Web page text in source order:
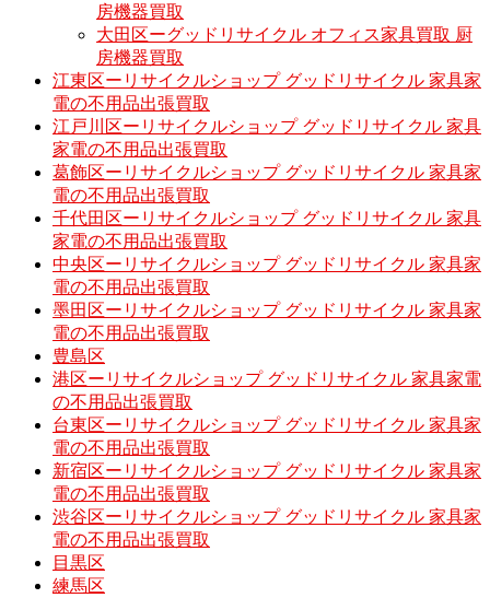
房機器買取
大田区ーグッドリサイクル オフィス家具買取 厨
房機器買取
江東区ーリサイクルショップ グッドリサイクル 家具家
電の不用品出張買取
江戸川区ーリサイクルショップ グッドリサイクル 家具
家電の不用品出張買取
葛飾区ーリサイクルショップ グッドリサイクル 家具家
電の不用品出張買取
千代田区ーリサイクルショップ グッドリサイクル 家具
家電の不用品出張買取
中央区ーリサイクルショップ グッドリサイクル 家具家
電の不用品出張買取
墨田区ーリサイクルショップ グッドリサイクル 家具家
電の不用品出張買取
豊島区
港区ーリサイクルショップ グッドリサイクル 家具家電
の不用品出張買取
台東区ーリサイクルショップ グッドリサイクル 家具家
電の不用品出張買取
新宿区ーリサイクルショップ グッドリサイクル 家具家
電の不用品出張買取
渋谷区ーリサイクルショップ グッドリサイクル 家具家
電の不用品出張買取
目黒区
練馬区